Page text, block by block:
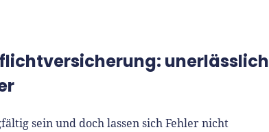
unerlässlich
sein und doch lassen sich Fehler nicht